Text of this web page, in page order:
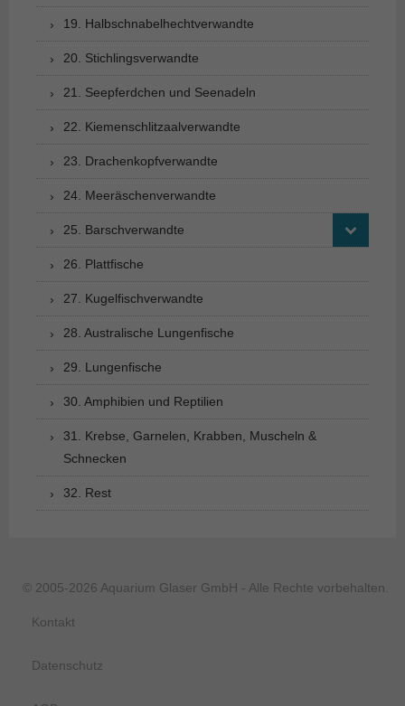
19. Halbschnabelhechtverwandte
20. Stichlingsverwandte
21. Seepferdchen und Seenadeln
22. Kiemenschlitzaalverwandte
23. Drachenkopfverwandte
24. Meeräschenverwandte
25. Barschverwandte
26. Plattfische
27. Kugelfischverwandte
28. Australische Lungenfische
29. Lungenfische
30. Amphibien und Reptilien
31. Krebse, Garnelen, Krabben, Muscheln &
Schnecken
32. Rest
© 2005-2026 Aquarium Glaser GmbH - Alle Rechte vorbehalten.
Kontakt
Datenschutz